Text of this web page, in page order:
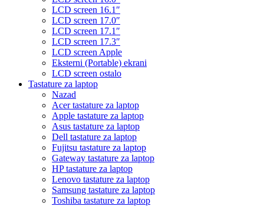
LCD screen 16.1″
LCD screen 17.0″
LCD screen 17.1″
LCD screen 17.3″
LCD screen Apple
Eksterni (Portable) ekrani
LCD screen ostalo
Tastature za laptop
Nazad
Acer tastature za laptop
Apple tastature za laptop
Asus tastature za laptop
Dell tastature za laptop
Fujitsu tastature za laptop
Gateway tastature za laptop
HP tastature za laptop
Lenovo tastature za laptop
Samsung tastature za laptop
Toshiba tastature za laptop